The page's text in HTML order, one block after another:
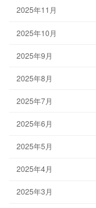
2025年11月
2025年10月
2025年9月
2025年8月
2025年7月
2025年6月
2025年5月
2025年4月
2025年3月